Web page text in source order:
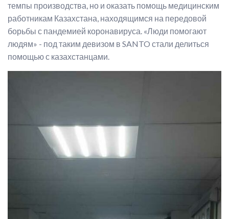
темпы производства, но и оказать помощь медицинским
работникам Казахстана, находящимся на передовой
борьбы с пандемией коронавируса. «Люди помогают
людям» - под таким девизом в SANTO стали делиться
помощью с казахстанцами.